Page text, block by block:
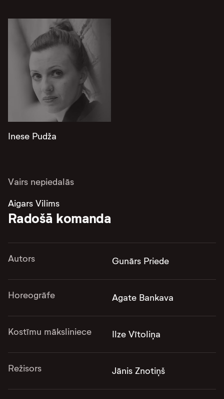
Inese Pudža
Vairs nepiedalās
Aigars Vilims
Radošā komanda
Autors Gunārs Priede
Horeogrāfe Agate Bankava
Kostīmu māksliniece Ilze Vītoliņa
Režisors Jānis Znotiņš